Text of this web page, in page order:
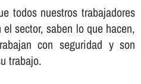
todos nuestros trabajadores
sector, saben lo que hacen,
con seguridad y son
trabajo.